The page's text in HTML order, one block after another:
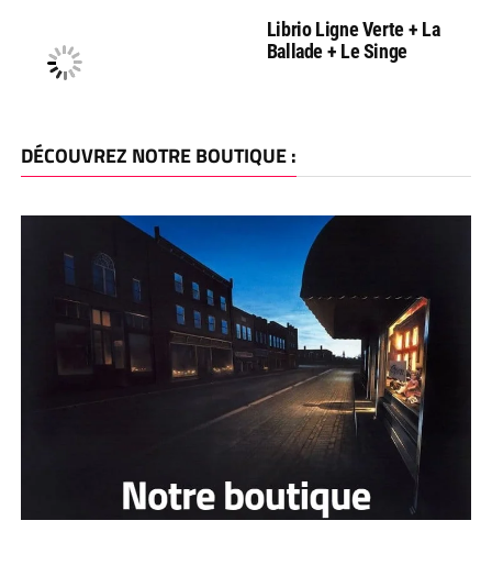
Librio Ligne Verte + La
Ballade + Le Singe
DÉCOUVREZ NOTRE BOUTIQUE :